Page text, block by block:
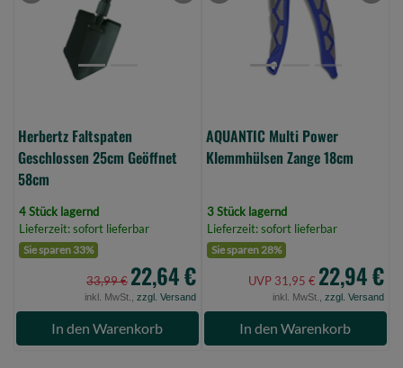
Herbertz Faltspaten
Geschlossen 25cm Geöffnet
58cm
4 Stück lagernd
Lieferzeit: sofort lieferbar
Sie sparen 33%
33,99 € 22,64 €
inkl. MwSt., zzgl. Versand
In den Warenkorb
AQUANTIC Multi Power
Klemmhülsen Zange 18cm
3 Stück lagernd
Lieferzeit: sofort lieferbar
Sie sparen 28%
UVP 31,95 € 22,94 €
inkl. MwSt., zzgl. Versand
In den Warenkorb